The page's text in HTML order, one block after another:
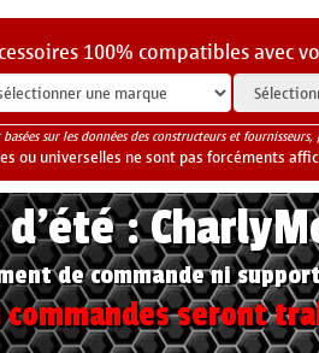
100% compatibles avec
sur les données des constructeurs et
ou universelles ne sont pas forcéments
d'été :
de commande ni
commandes seront